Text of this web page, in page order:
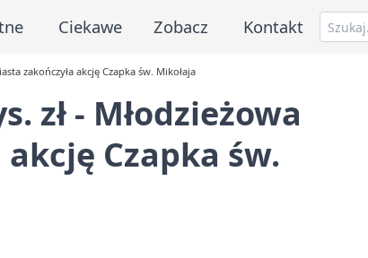
Ciekawe Zobacz Kontakt
zakończyła akcję Czapka św. Mikołaja
zł - Młodzieżowa
Czapka św.